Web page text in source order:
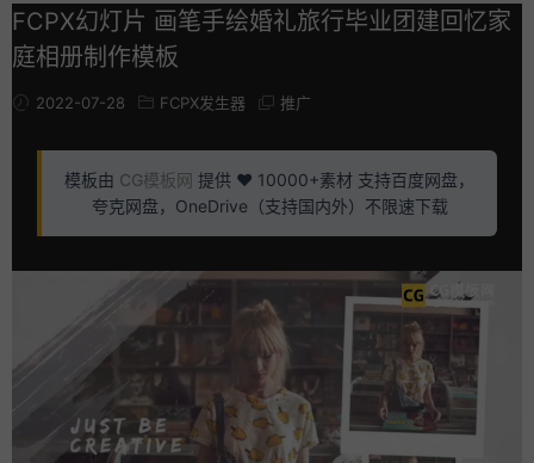
FCPX幻灯片 画笔手绘婚礼旅行毕业团建回忆家
庭相册制作模板
2022-07-28 FCPX发生器 推广
模板由 CG模板网 提供 ❤️ 10000+素材 支持百度网盘，
夸克网盘，OneDrive（支持国内外）不限速下载